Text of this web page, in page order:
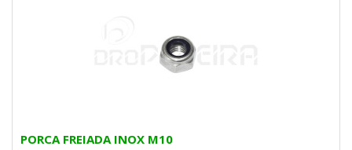
PORCA FREIADA INOX M10